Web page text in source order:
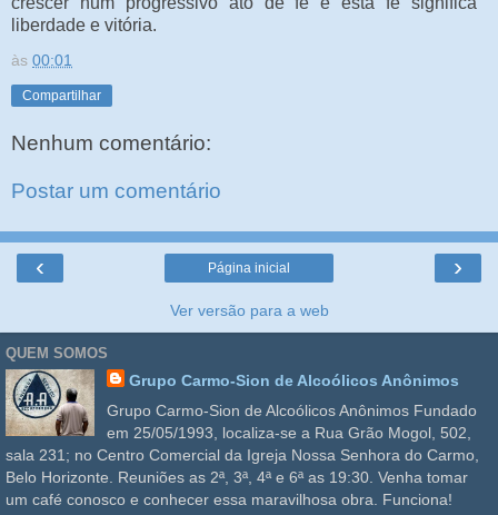
liberdade e vitória.
às 00:01
Compartilhar
Nenhum comentário:
Postar um comentário
‹ ›
Página inicial
Ver versão para a web
QUEM SOMOS
Grupo Carmo-Sion de Alcoólicos Anônimos
Grupo Carmo-Sion de Alcoólicos Anônimos Fundado
em 25/05/1993, localiza-se a Rua Grão Mogol, 502,
sala 231; no Centro Comercial da Igreja Nossa Senhora do Carmo,
Belo Horizonte. Reuniões as 2ª, 3ª, 4ª e 6ª as 19:30. Venha tomar
um café conosco e conhecer essa maravilhosa obra. Funciona!